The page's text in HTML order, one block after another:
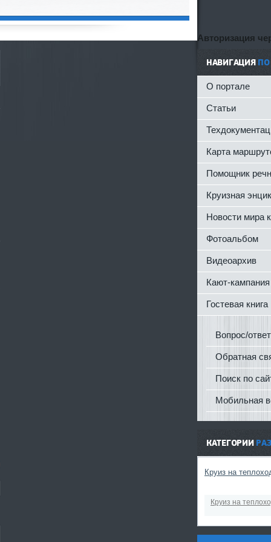
Авторизация
НАВИГАЦИЯ ПО
О портале
Статьи
Карта
Помощник
Круизная
Новости мира
Фотоальбом
Видеоархив
Кают-кампания
Гостевая книга
Вопрос/ответ
Обратная
Поиск по
Мобильная
КАТЕГОРИИ
Круиз на
Круиз на